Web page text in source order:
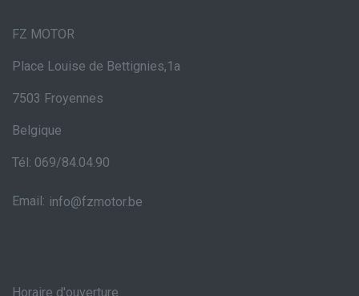
FZ MOTOR
Place Louise de Bettignies,1a
7503 Froyennes
Belgique
Tél: 069/84.04.90
Email: info@fzmotor.be
Horaire d'ouverture